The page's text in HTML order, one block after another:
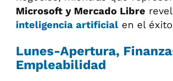
Microsoft y Mercado Libre
inteligencia artificial en el
Lunes-Apertura,
Empleabilidad